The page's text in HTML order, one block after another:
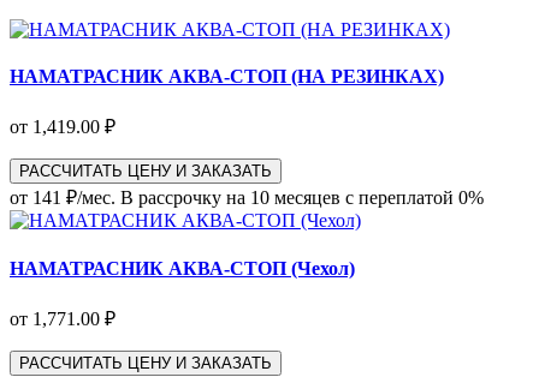
НАМАТРАСНИК АКВА-СТОП (НА РЕЗИНКАХ)
от 1,419.00 ₽
РАССЧИТАТЬ ЦЕНУ И ЗАКАЗАТЬ
от 141 ₽/мес. В рассрочку на 10 месяцев с переплатой 0%
НАМАТРАСНИК АКВА-СТОП (Чехол)
от 1,771.00 ₽
РАССЧИТАТЬ ЦЕНУ И ЗАКАЗАТЬ